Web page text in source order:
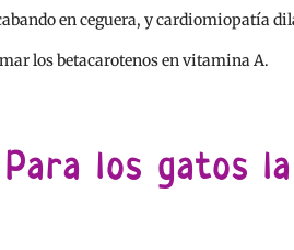
en ceguera, y cardiomiopatía
los betacarotenos en vitamina A.
Para los gatos